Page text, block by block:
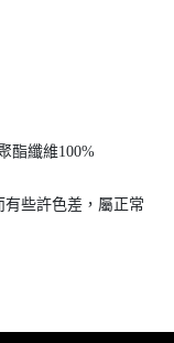
酯纖維100%
些許色差，屬正常